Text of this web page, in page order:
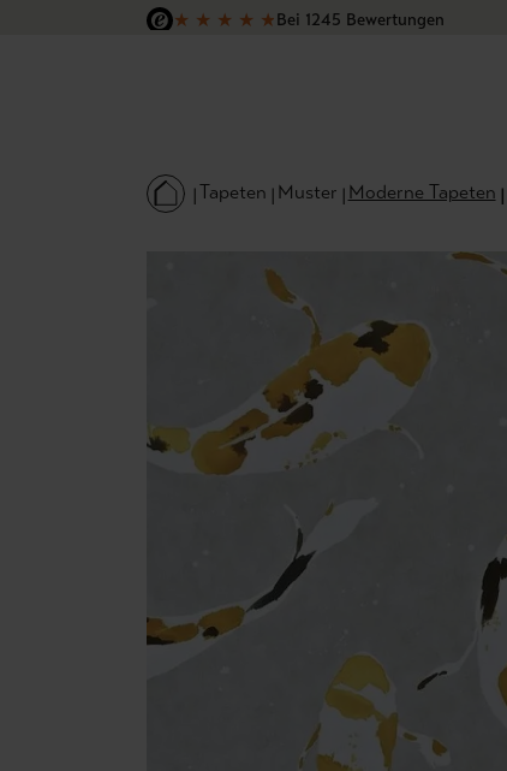
Hauptinhalt springen
Zur Suche springen
Zur Hauptnavigation springen
★ ★ ★ ★ ★Bei 1245 Bewertungen
Tapeten Muster Moderne Tapeten